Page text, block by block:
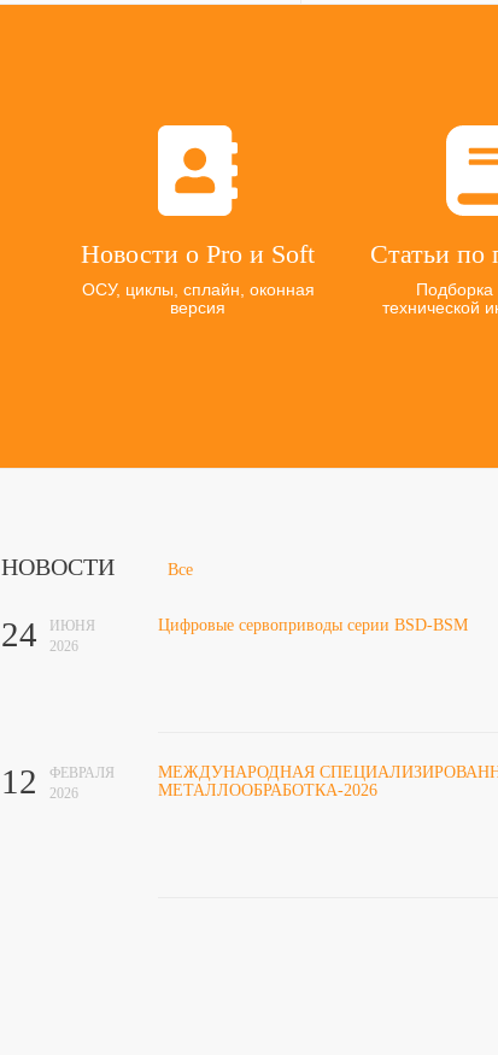
Новости о Pro и Soft
ОСУ, циклы, сплайн, оконная
версия
Статьи по
Подборка
технической
НОВОСТИ Все
24
ИЮНЯ
2026
Цифровые сервоприводы серии BSD-BSM
12
ФЕВРАЛЯ
2026
МЕЖДУНАРОДНАЯ
МЕТАЛЛООБРАБОТКА-2026